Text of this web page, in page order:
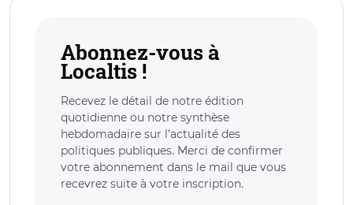
Abonnez-vous à
Localtis !
Recevez le détail de notre édition
quotidienne ou notre synthèse
hebdomadaire sur l’actualité des
politiques publiques. Merci de confirmer
votre abonnement dans le mail que vous
recevrez suite à votre inscription.